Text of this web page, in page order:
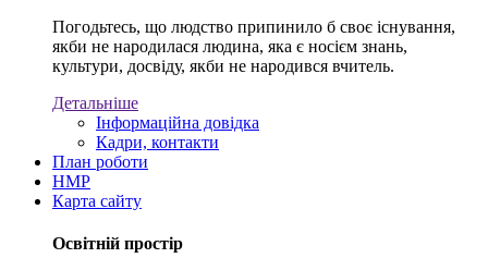
Погодьтесь, що людство припинило б своє існування,
якби не народилася людина, яка є носієм знань,
культури, досвіду, якби не народився вчитель.
Детальніше
Інформаційна довідка
Кадри, контакти
План роботи
НМР
Карта сайту
Освітній простір